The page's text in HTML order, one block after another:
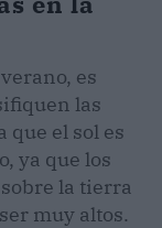
es
las
que el sol es
ya que los
la tierra
muy altos.